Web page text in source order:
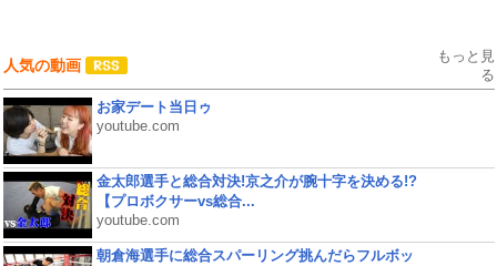
人気の動画
もっと見
る
お家デート当日ゥ
youtube.com
金太郎選手と総合対決!京之介が腕十字を決める!?
【プロボクサーvs総合...
youtube.com
朝倉海選手に総合スパーリング挑んだらフルボッ